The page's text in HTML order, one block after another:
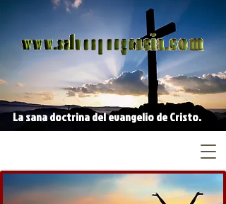
La sana doctrina del evangelio de Cristo.